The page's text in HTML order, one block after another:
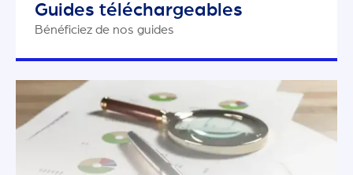
Guides téléchargeables
Bénéficiez de nos guides